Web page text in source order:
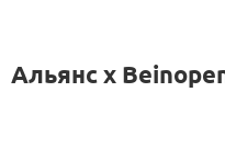
Альянс x